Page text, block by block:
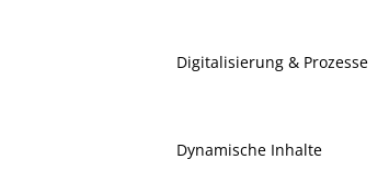
Digitalisierung & Prozesse
Dynamische Inhalte